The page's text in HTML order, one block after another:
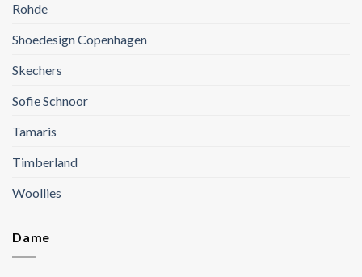
Rohde
Shoedesign Copenhagen
Skechers
Sofie Schnoor
Tamaris
Timberland
Woollies
Dame